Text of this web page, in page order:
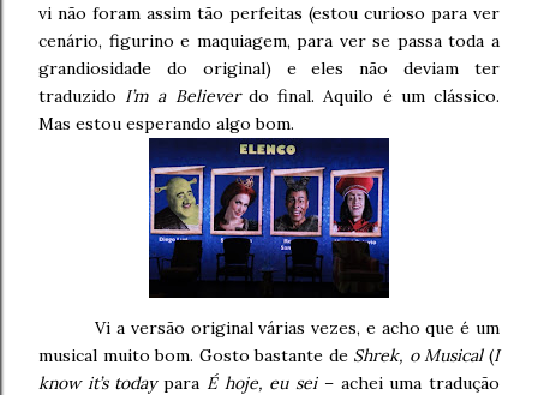
vi não foram assim tão perfeitas (estou curioso para ver
cenário, figurino e maquiagem, para ver se passa toda a
grandiosidade do original) e eles não deviam ter
traduzido I’m a Believerdo final. Aquilo é um clássico.
Mas estou esperando algo bom.
Vi a versão original várias vezes, e acho que é um
musical muito bom. Gosto bastante de Shrek, o Musical(I
know it’s todaypara É hoje, eu sei– achei uma tradução